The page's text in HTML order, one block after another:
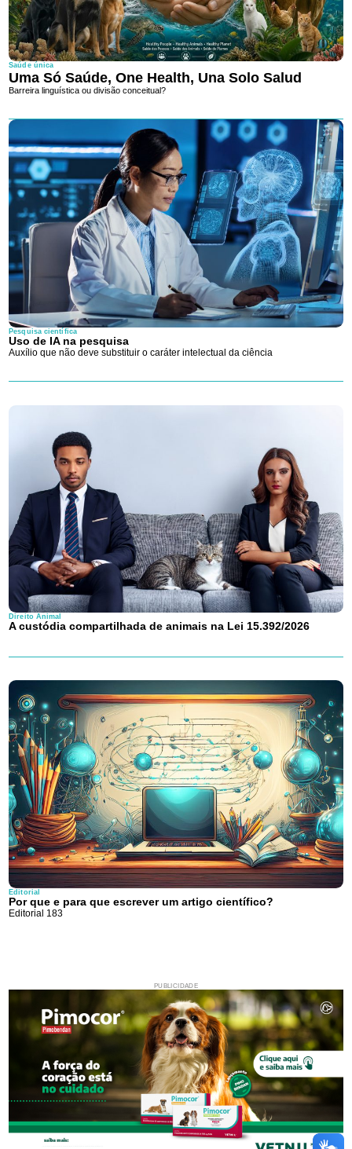
Saúde única
Uma Só Saúde, One Health, Una Solo Salud
Barreira linguística ou divisão conceitual?
Pesquisa científica
Uso de IA na pesquisa
Auxílio que não deve substituir o caráter intelectual da ciência
Direito Animal
A custódia compartilhada de animais na Lei 15.392/2026
Editorial
Por que e para que escrever um artigo científico?
Editorial 183
PUBLICIDADE